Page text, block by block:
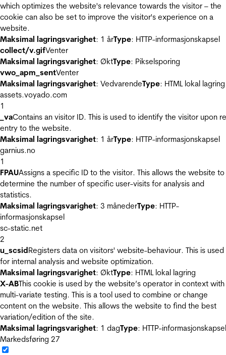
which optimizes the website's relevance towards the visitor – the
cookie can also be set to improve the visitor's experience on a
website.
Maksimal lagringsvarighet: 1 årType: HTTP-informasjonskapsel
collect/v.gifVenter
Maksimal lagringsvarighet: ØktType: Pikselsporing
vwo_apm_sentVenter
Maksimal lagringsvarighet: VedvarendeType: HTML lokal lagring
assets.voyado.com
1
_vaContains an visitor ID. This is used to identify the visitor upon
entry to the website.
Maksimal lagringsvarighet: 1 årType: HTTP-informasjonskapsel
garnius.no
1
FPAUAssigns a specific ID to the visitor. This allows the website to
determine the number of specific user-visits for analysis and
statistics.
Maksimal lagringsvarighet: 3 månederType: HTTP-
informasjonskapsel
sc-static.net
2
u_scsidRegisters data on visitors' website-behaviour. This is used
for internal analysis and website optimization.
Maksimal lagringsvarighet: ØktType: HTML lokal lagring
X-ABThis cookie is used by the website’s operator in context with
multi-variate testing. This is a tool used to combine or change
content on the website. This allows the website to find the best
variation/edition of the site.
Maksimal lagringsvarighet: 1 dagType: HTTP-informasjonskapsel
Markedsføring 27